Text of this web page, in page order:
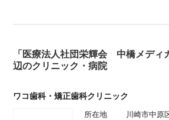
「医療法人社団栄輝会 中橋メディ
辺のクリニック・病院
ワコ歯科・矯正歯科クリニック
所在地
川崎市中原